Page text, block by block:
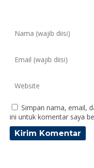
Simpan nama, email,
ini untuk komentar saya